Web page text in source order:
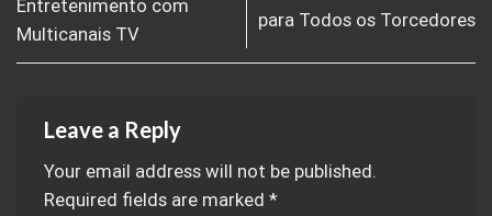
Entretenimento com
Multicanais TV
para Todos os Torcedores
Leave a Reply
Your email address will not be published.
Required fields are marked *